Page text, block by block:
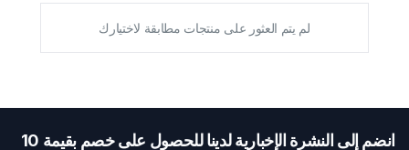
لم يتم العثور على منتجات مطابقة لاختيارك
انضم إلى النشرة الإخبارية لدينا للحصول على خصم بقيمة 10